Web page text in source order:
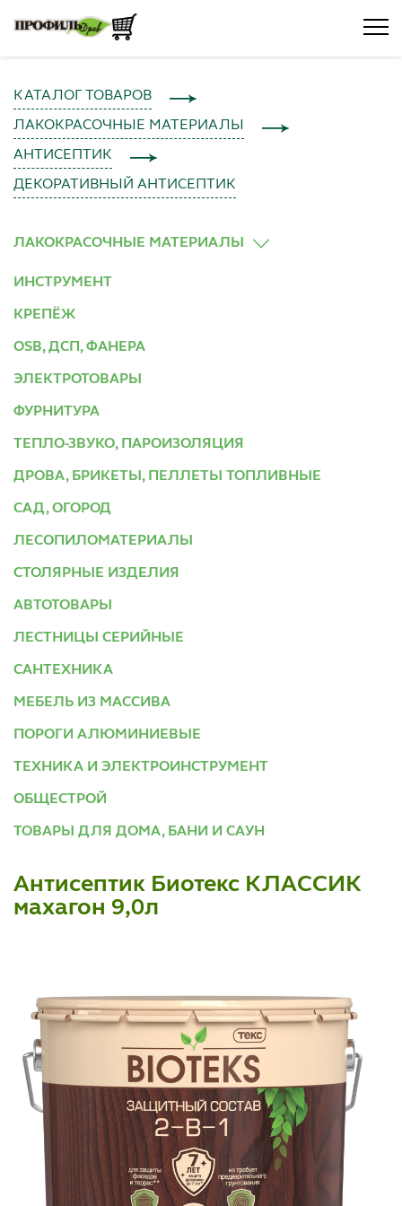
КАТАЛОГ ТОВАРОВ
ЛАКОКРАСОЧНЫЕ МАТЕРИАЛЫ
АНТИСЕПТИК
ДЕКОРАТИВНЫЙ АНТИСЕПТИК
ЛАКОКРАСОЧНЫЕ МАТЕРИАЛЫ
ИНСТРУМЕНТ
КРЕПЁЖ
OSB, ДСП, ФАНЕРА
ЭЛЕКТРОТОВАРЫ
ФУРНИТУРА
ТЕПЛО-ЗВУКО, ПАРОИЗОЛЯЦИЯ
ДРОВА, БРИКЕТЫ, ПЕЛЛЕТЫ ТОПЛИВНЫЕ
САД, ОГОРОД
ЛЕСОПИЛОМАТЕРИАЛЫ
СТОЛЯРНЫЕ ИЗДЕЛИЯ
АВТОТОВАРЫ
ЛЕСТНИЦЫ СЕРИЙНЫЕ
САНТЕХНИКА
МЕБЕЛЬ ИЗ МАССИВА
ПОРОГИ АЛЮМИНИЕВЫЕ
ТЕХНИКА И ЭЛЕКТРОИНСТРУМЕНТ
ОБЩЕСТРОЙ
ТОВАРЫ ДЛЯ ДОМА, БАНИ И САУН
Антисептик Биотекс КЛАССИК
махагон 9,0л